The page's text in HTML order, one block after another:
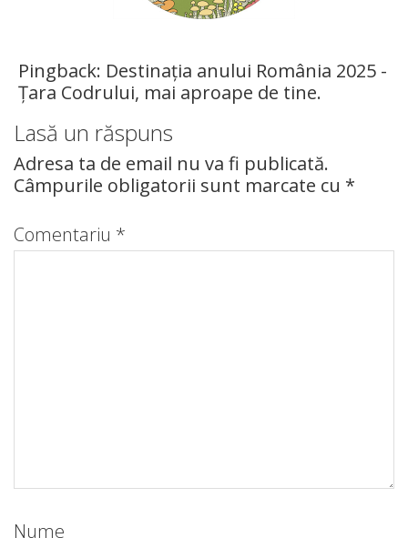
Pingback: Destinația anului România 2025 -
Țara Codrului, mai aproape de tine.
Lasă un răspuns
Adresa ta de email nu va fi publicată.
Câmpurile obligatorii sunt marcate cu *
Comentariu *
Nume